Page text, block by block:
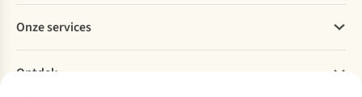
Betalen
Levering
Retourneren
Bestelling herroepen
Explore More
Verantwoord ondernemen
Over Ayacucho
Onze services
Ontdek